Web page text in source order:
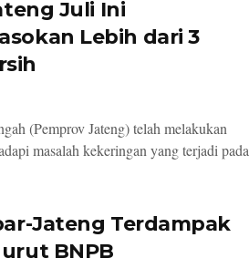
Juli Ini
Lebih dari 3
(Pemprov Jateng) telah melakukan
masalah kekeringan yang terjadi pada
Jateng Terdampak
BNPB